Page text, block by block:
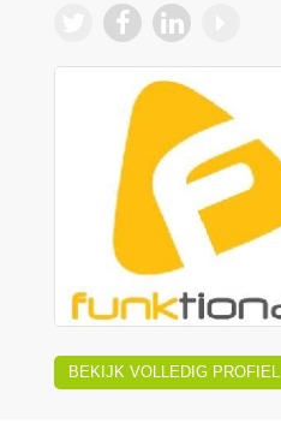
BEKIJK VOLLEDIG PROFIEL